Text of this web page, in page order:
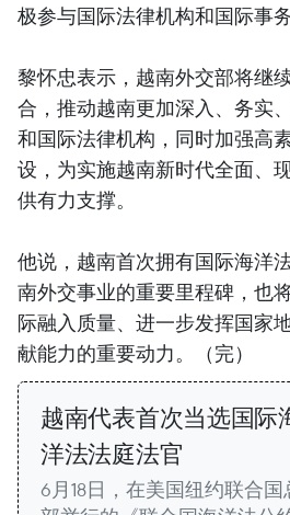
极参与国际法律机构和国际事务
黎怀忠表示，越南外交部将继
合，推动越南更加深入、务实
和国际法律机构，同时加强高
设，为实施越南新时代全面、
供有力支撑。
他说，越南首次拥有国际海洋
南外交事业的重要里程碑，也
际融入质量、进一步发挥国家
献能力的重要动力。（完）
越南代表首次当选国际
洋法法庭法官
6月18日，在美国纽约联合国